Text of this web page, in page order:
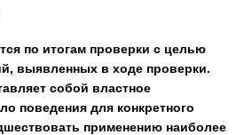
по итогам проверки с целью
выявленных в ходе проверки.
собой властное
поведения для конкретного
применению наиболее